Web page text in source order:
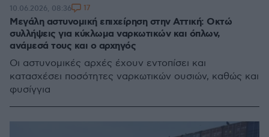
Μεγάλη αστυνομική επιχείρηση στην Αττική: Οκτώ
συλλήψεις για κύκλωμα ναρκωτικών και όπλων,
ανάμεσά τους και ο αρχηγός
Οι αστυνομικές αρχές έχουν εντοπίσει και
κατασχέσει ποσότητες ναρκωτικών ουσιών, καθώς και
φυσίγγια
10.06.2026, 08:36 17